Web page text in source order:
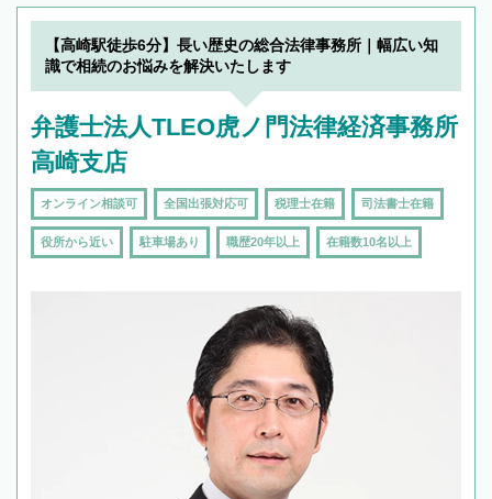
できます。また、相続は感情がからむ分野なの
でフィーリングも重要です。実際に電話や面談
で複数の弁護士と会話をしてウマが合う方に依
【高崎駅徒歩6分】長い歴史の総合法律事務所｜幅広い知
識で相続のお悩みを解決いたします
弁護士法人TLEO虎ノ門法律経済事務所
高崎支店
オンライン相談可 全国出張対応可 税理士在籍 司法書士在籍
役所から近い 駐車場あり 職歴20年以上 在籍数10名以上